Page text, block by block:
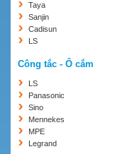
Taya
Sanjin
Cadisun
LS
Công tắc - Ổ cắm
LS
Panasonic
Sino
Mennekes
MPE
Legrand